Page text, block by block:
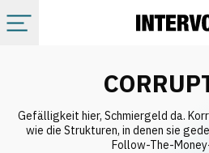
Alle Alben
Gefälligkeit hier, Schmiergeld da.
wie die Strukturen, in denen sie
Follow-The-